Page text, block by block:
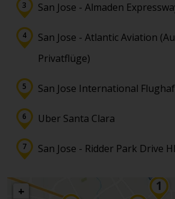
San Jose - Almaden
San Jose - Atlantic Aviation
Privatflüge)
San Jose International
Uber Santa Clara
San Jose - Ridder Park Drive
+